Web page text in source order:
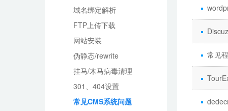
域名绑定解析
FTP上传下载
网站安装
伪静态/rewrite
挂马/木马病毒清理
301、404设置
常见CMS系统问题
常见